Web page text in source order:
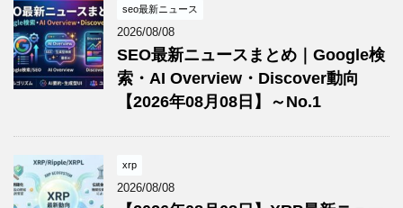
seo最新ニュース
2026/08/08
SEO最新ニュースまとめ｜Google検
索・AI Overview・Discover動向
【2026年08月08日】～No.1
xrp
2026/08/08